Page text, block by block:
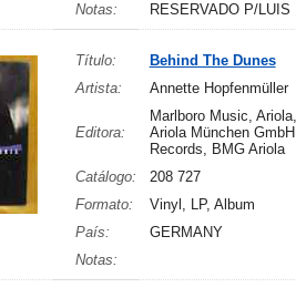
Notas:
RESERVADO P/LUIS
Título:
Behind The Dunes
Artista:
Annette Hopfenmüller
Editora:
Marlboro Music,
Ariola München
Records, BMG Ariola
Catálogo:
208 727
Formato:
Vinyl, LP, Album
País:
GERMANY
Notas: